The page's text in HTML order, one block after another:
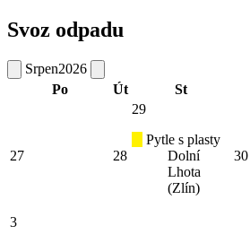
Svoz odpadu
Srpen2026
Po
Út St
27 28
29
Pytle s plasty
Dolní
Lhota
(Zlín)
30
3